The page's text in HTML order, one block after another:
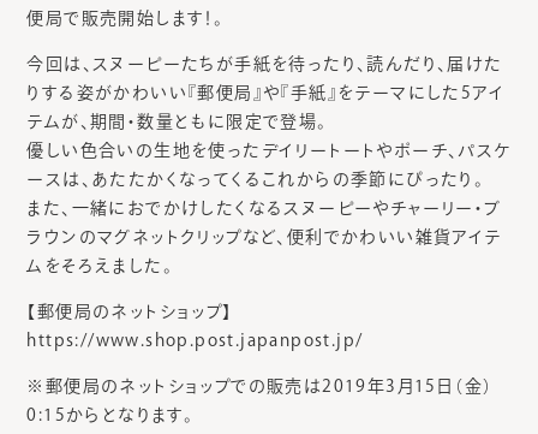
便局で販売開始します！。
今回は、スヌーピーたちが手紙を待ったり、読んだり、届けた
りする姿がかわいい『郵便局』や『手紙』をテーマにした5アイ
テムが、期間・数量ともに限定で登場。
優しい色合いの生地を使ったデイリートートやポーチ、パスケ
ースは、あたたかくなってくるこれからの季節にぴったり。
また、一緒におでかけしたくなるスヌーピーやチャーリー・ブ
ラウンのマグネットクリップなど、便利でかわいい雑貨アイテ
ムをそろえました。
【郵便局のネットショップ】
https://www.shop.post.japanpost.jp/
※郵便局のネットショップでの販売は2019年3月15日（金）
0:15からとなります。